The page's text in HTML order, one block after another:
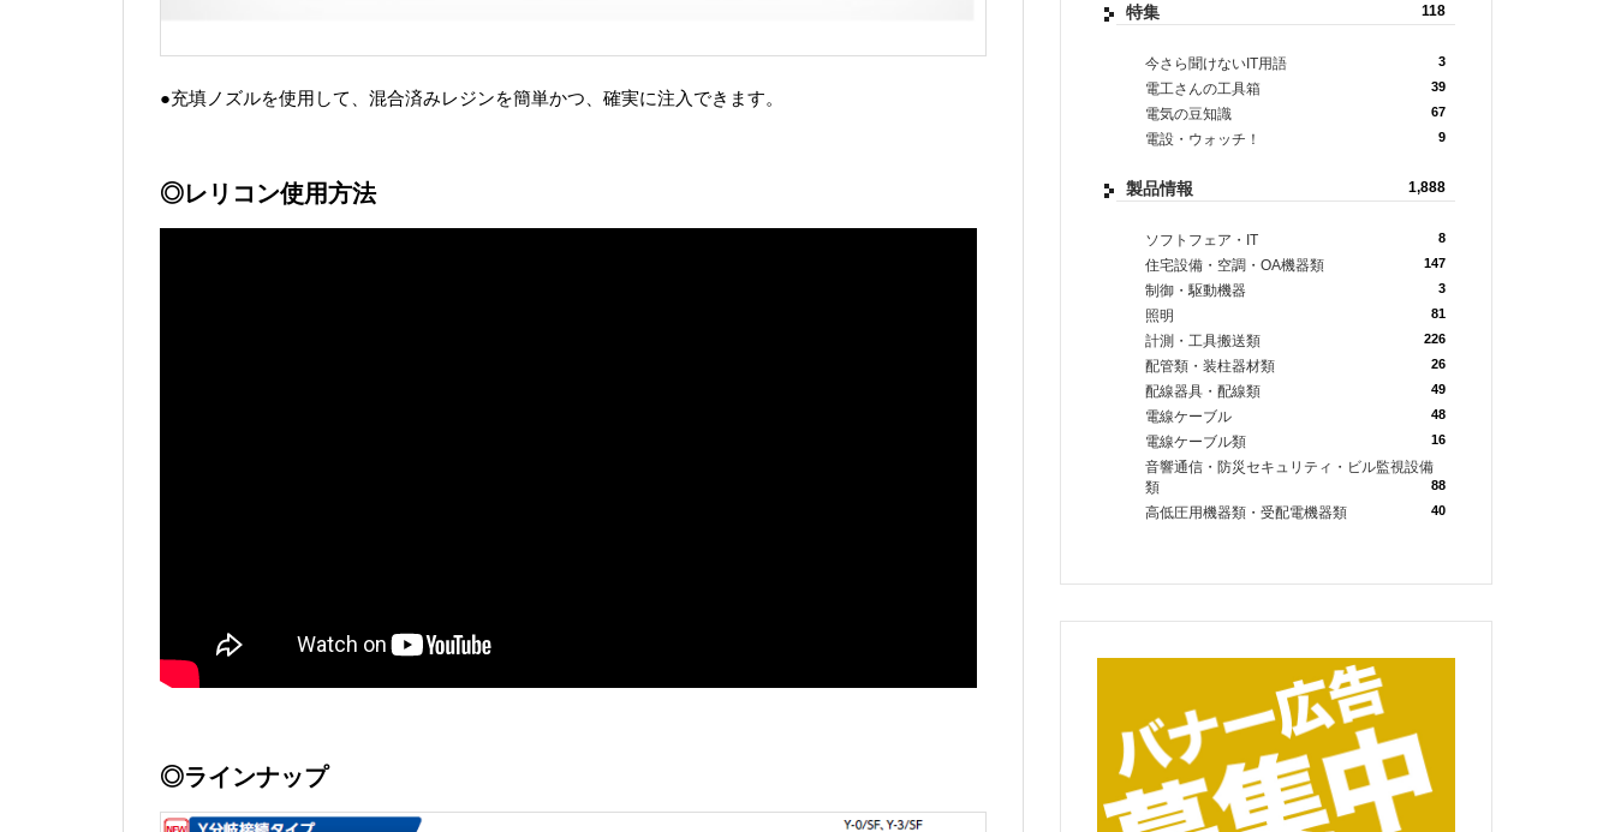
●充填ノズルを使用して、混合済みレジンを簡単かつ、確実に注入できます。
◎レリコン使用方法
◎ラインナップ
特集 118
今さら聞けないIT用語 3
電工さんの工具箱 39
電気の豆知識 67
電設・ウォッチ！ 9
製品情報 1,888
ソフトフェア・IT 8
住宅設備・空調・OA機器類 147
制御・駆動機器 3
照明 81
計測・工具搬送類 226
配管類・装柱器材類 26
配線器具・配線類 49
電線ケーブル 48
電線ケーブル類 16
音響通信・防災セキュリティ・ビル監視設備
類
88
高低圧用機器類・受配電機器類 40